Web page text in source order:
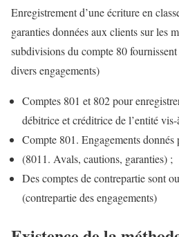
Enregistrement d’une écriture en
garanties données aux clients sur les
subdivisions du compte 80
divers engagements)
Comptes 801 et 802 pour
débitrice et créditrice de l’entité
Compte 801. Engagements donnés
(8011. Avals, cautions, garanties) ;
Des comptes de contrepartie sont
(contrepartie des engagements)